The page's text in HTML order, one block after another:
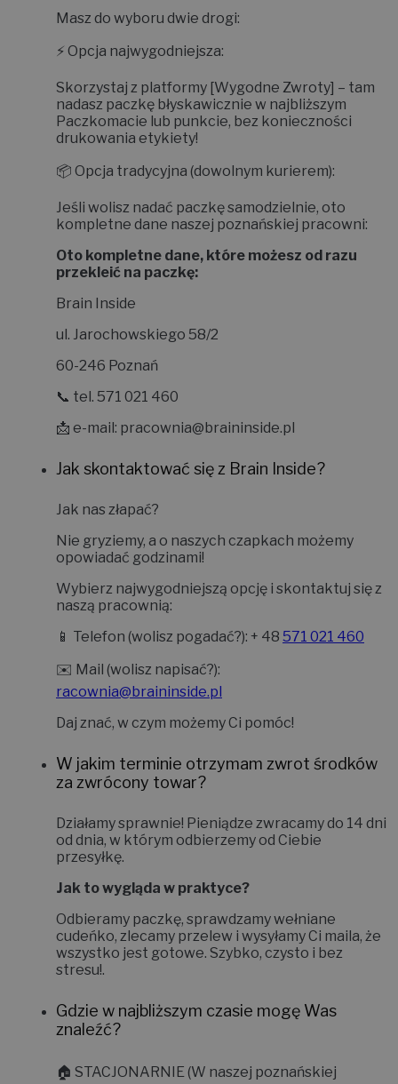
Masz do wyboru dwie drogi:
⚡ Opcja najwygodniejsza:
Skorzystaj z platformy [Wygodne Zwroty] – tam
nadasz paczkę błyskawicznie w najbliższym
Paczkomacie lub punkcie, bez konieczności
drukowania etykiety!
📦 Opcja tradycyjna (dowolnym kurierem):
Jeśli wolisz nadać paczkę samodzielnie, oto
kompletne dane naszej poznańskiej pracowni:
Oto kompletne dane, które możesz od razu
przekleić na paczkę:
Brain Inside
ul. Jarochowskiego 58/2
60-246 Poznań
📞 tel. 571 021 460
📩 e-mail: pracownia@braininside.pl
Jak skontaktować się z Brain Inside?
Jak nas złapać?
Nie gryziemy, a o naszych czapkach możemy
opowiadać godzinami!
Wybierz najwygodniejszą opcję i skontaktuj się z
naszą pracownią:
📱 Telefon (wolisz pogadać?): + 48 571 021 460
✉️ Mail (wolisz napisać?):
racownia@braininside.pl
Daj znać, w czym możemy Ci pomóc!
W jakim terminie otrzymam zwrot środków
za zwrócony towar?
Działamy sprawnie! Pieniądze zwracamy do 14 dni
od dnia, w którym odbierzemy od Ciebie
przesyłkę.
Jak to wygląda w praktyce?
Odbieramy paczkę, sprawdzamy wełniane
cudeńko, zlecamy przelew i wysyłamy Ci maila, że
wszystko jest gotowe. Szybko, czysto i bez
stresu!.
Gdzie w najbliższym czasie mogę Was
znaleźć?
🏠 STACJONARNIE (W naszej poznańskiej